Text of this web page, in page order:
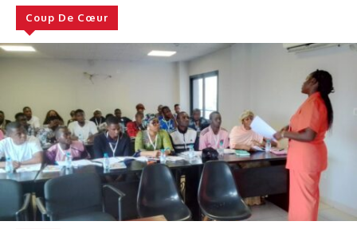
Coup De Cœur